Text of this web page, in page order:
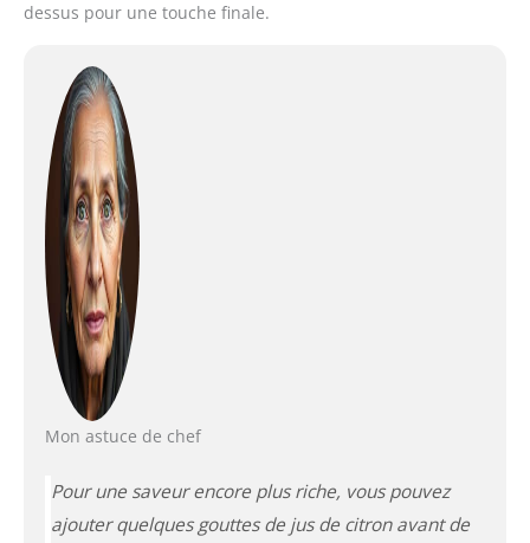
dessus pour une touche finale.
Mon astuce de chef
Pour une saveur encore plus riche, vous pouvez
ajouter quelques gouttes de jus de citron avant de